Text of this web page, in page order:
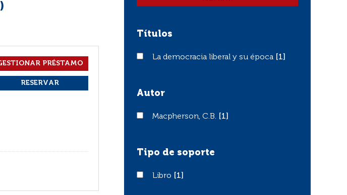
)
Títulos
La democracia liberal y su época
La democracia liberal y su época [1]
Autor
Macpherson, C.B.
Macpherson, C.B. [1]
Tipo de soporte
LibroLibro [1]